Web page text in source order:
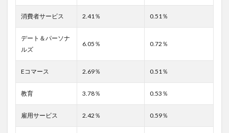
の原
因を
3.課題
解決
実施
する
消費者サービス 2.41％ 0.51％
デート＆パーソナ
ルズ
6.05％ 0.72％
Eコマース 2.69％ 0.51％
教育 3.78％ 0.53％
雇用サービス 2.42％ 0.59％